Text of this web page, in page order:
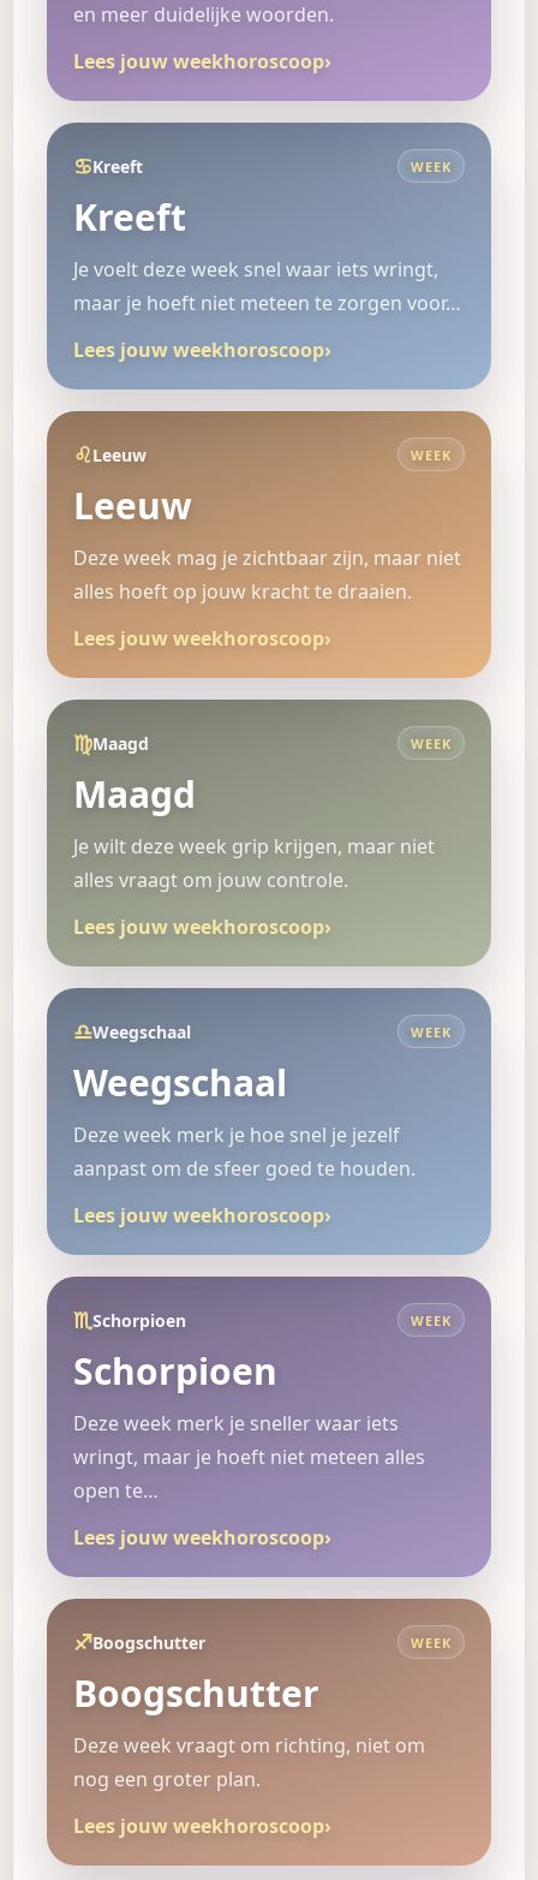
en meer duidelijke woorden.
Lees jouw weekhoroscoop›
♋Kreeft WEEK
Kreeft
Je voelt deze week snel waar iets wringt,
maar je hoeft niet meteen te zorgen voor…
Lees jouw weekhoroscoop›
♌Leeuw WEEK
Leeuw
Deze week mag je zichtbaar zijn, maar niet
alles hoeft op jouw kracht te draaien.
Lees jouw weekhoroscoop›
♍Maagd WEEK
Maagd
Je wilt deze week grip krijgen, maar niet
alles vraagt om jouw controle.
Lees jouw weekhoroscoop›
♎Weegschaal WEEK
Weegschaal
Deze week merk je hoe snel je jezelf
aanpast om de sfeer goed te houden.
Lees jouw weekhoroscoop›
♏Schorpioen WEEK
Schorpioen
Deze week merk je sneller waar iets
wringt, maar je hoeft niet meteen alles
open te…
Lees jouw weekhoroscoop›
♐Boogschutter WEEK
Boogschutter
Deze week vraagt om richting, niet om
nog een groter plan.
Lees jouw weekhoroscoop›